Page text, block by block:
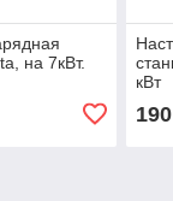
на 7кВт.
кВт